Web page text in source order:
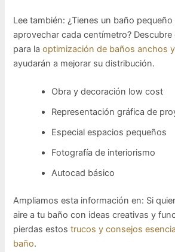
Lee también: ¿Tienes un baño
aprovechar cada centímetro?
para laoptimización de baños anchos
ayudarán a mejorar su distribución.
Obra y decoración low cost
Representación gráfica de
Especial espacios pequeños
Fotografía de interiorismo
Autocad básico
Ampliamos esta información en: Si
aire a tu baño con ideas creativas y
pierdas estostrucos y consejos
baño.